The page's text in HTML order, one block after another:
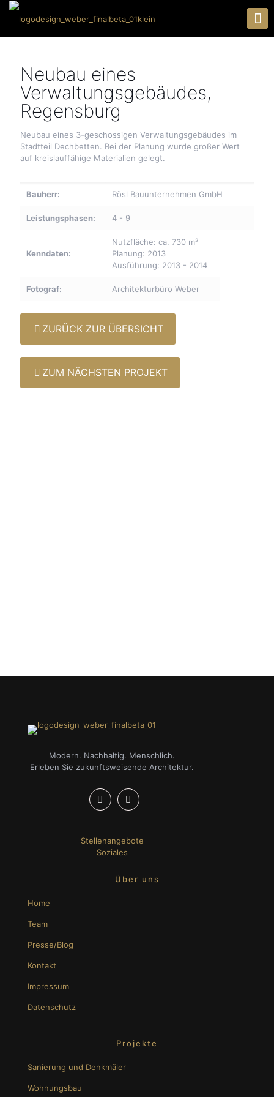
Neubau eines
Verwaltungsgebäudes,
Regensburg
Neubau eines 3-geschossigen Verwaltungsgebäudes im
Stadtteil Dechbetten. Bei der Planung wurde großer Wert
auf kreislauffähige Materialien gelegt.
Bauherr: Rösl Bauunternehmen GmbH
Leistungsphasen: 4 - 9
Kenndaten:
Nutzfläche: ca. 730 m²
Planung: 2013
Ausführung: 2013 - 2014
Fotograf: Architekturbüro Weber
ZURÜCK ZUR ÜBERSICHT
ZUM NÄCHSTEN PROJEKT
Modern. Nachhaltig. Menschlich.
Erleben Sie zukunftsweisende Architektur.
Stellenangebote
Soziales
Über uns
Home
Team
Presse/Blog
Kontakt
Impressum
Datenschutz
Projekte
Sanierung und Denkmäler
Wohnungsbau